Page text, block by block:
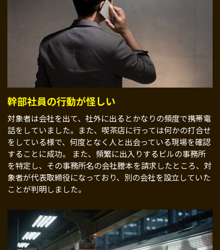
幹部社員の行動が怪しい
対象者は会社を出て、社外に出るとかなりの頻度で携帯電
話をしていました。また、喫茶店に行っては何かの打合せ
をしている様で、何度となく人と出会っている現場を確認
することに成功。 また、頻繁に出入りするビルの事務所
を特定し、その事務所名の会社謄本を請求したところ、対
象者が代表取締役になっており、別の会社を設立していた
ことが判明しました。